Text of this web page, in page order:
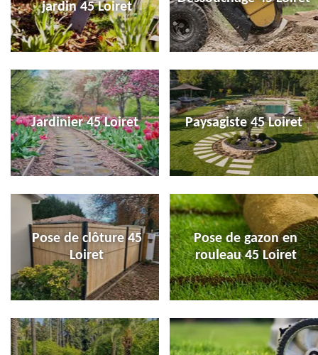
jardin 45 Loiret
Jardinier 45 Loiret Paysagiste 45 Loiret
Pose de clôture 45
Loiret
Pose de gazon en
rouleau 45 Loiret